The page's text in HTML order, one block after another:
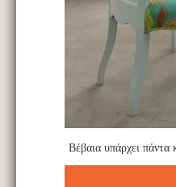
Βέβαια υπάρχει πάντα